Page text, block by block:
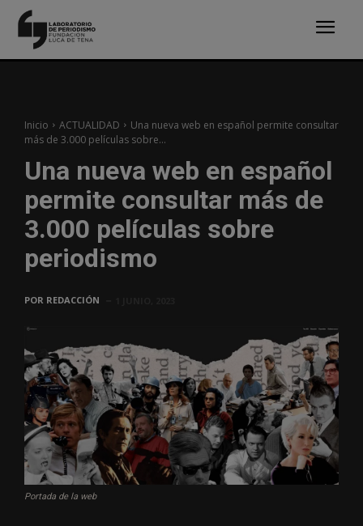
Inicio ACTUALIDAD
Una nueva web en español permite consultar
más de 3.000 películas sobre...
Una nueva web en español
permite consultar más de
3.000 películas sobre
periodismo
POR REDACCIÓN
Portada de la web